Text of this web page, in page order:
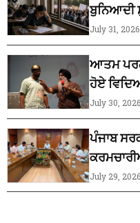
ਬੁਨਿਆਦੀ
July 31, 2026
ਆਤਮ
ਹੋਏ
July 30, 2026
ਪੰਜਾਬ
July 29, 2026